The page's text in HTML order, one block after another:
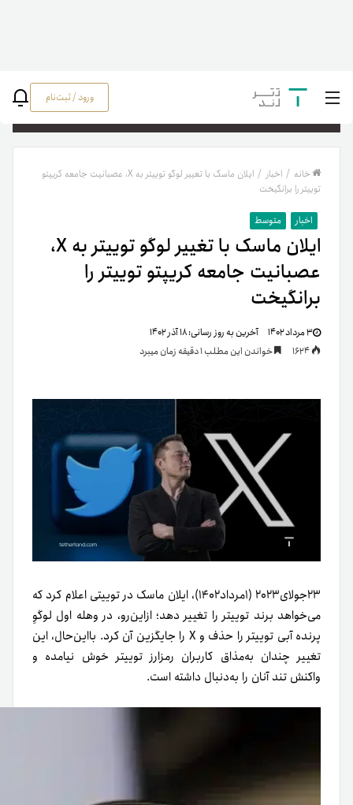
ورود / ثبت‌نام
خانه / اخبار /
ایلان ماسک با تغییر لوگو توییتر به X، عصبانیت جامعه کریپتو
توییتر را برانگیخت
اخبار متوسط
ایلان ماسک با تغییر لوگو توییتر به X،
عصبانیت جامعه کریپتو توییتر را
برانگیخت
۳ مرداد ۱۴۰۲ آخرین به روز رسانی:۱۸ آذر ۱۴۰۲
خواندن این مطلب 1 دقیقه زمان میبرد
۲۳جولای۲۰۲۳ (۱مرداد۱۴۰۲)، ایلان ماسک در توییتی اعلام کرد که
می‌خواهد برند توییتر را تغییر دهد؛ ازاین‌رو، در وهله اول لوگوِ
پرنده آبی توییتر را حذف و X‌ را جایگزین آن کرد. بااین‌حال، این
تغییر چندان به‌مذاق کاربران رمزارز توییتر خوش نیامده و
واکنش تند آنان را به‌دنبال داشته است.